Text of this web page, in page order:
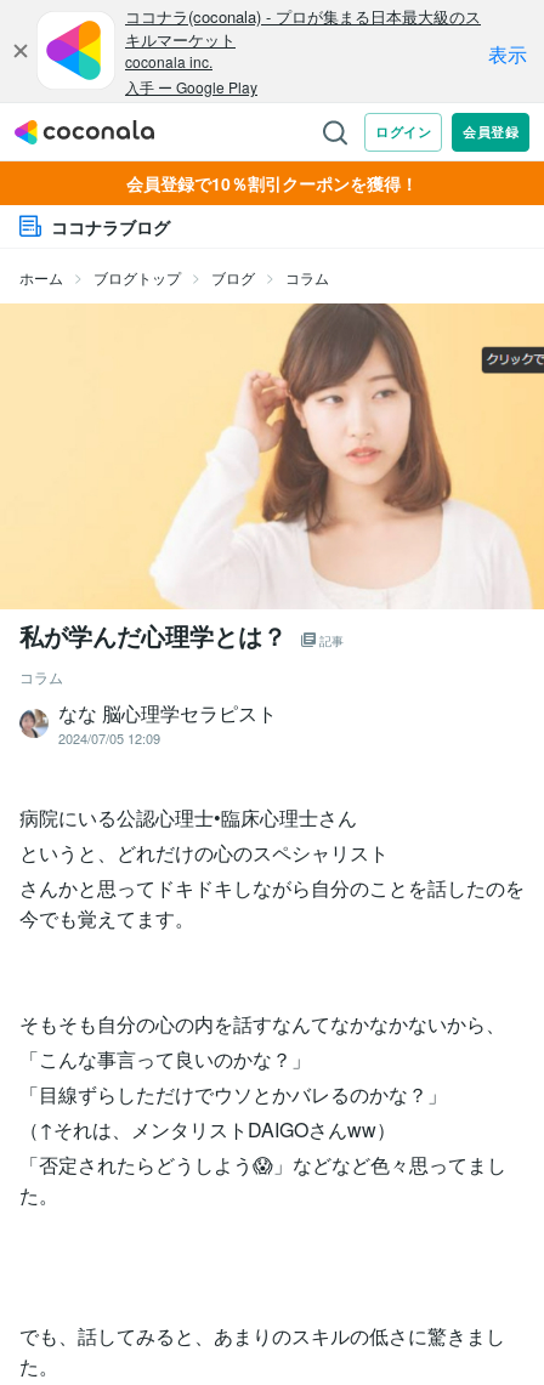
会員登録で10％割引クーポンを獲得！
ココナラブログ
ホーム ブログトップ ブログ コラム
私が学んだ心理学とは？ 記事
コラム
なな 脳心理学セラピスト
2024/07/05 12:09
病院にいる公認心理士•臨床心理士さん
というと、どれだけの心のスペシャリスト
さんかと思ってドキドキしながら自分のことを話したのを
今でも覚えてます。
そもそも自分の心の内を話すなんてなかなかないから、
「こんな事言って良いのかな？」
「目線ずらしただけでウソとかバレるのかな？」
（↑それは、メンタリストDAIGOさんww）
「否定されたらどうしよう😱」などなど色々思ってまし
た。
でも、話してみると、あまりのスキルの低さに驚きまし
た。